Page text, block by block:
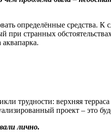
определённые средства. К
странных обстоятельствах
трудности: верхняя
проект – это
лично.